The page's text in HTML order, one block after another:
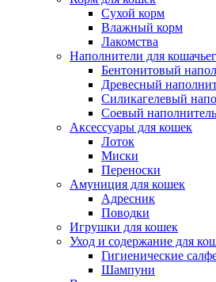
Сухой корм
Влажный корм
Лакомства
Наполнители для
Бентонитовый
Древесный
Силикагелевый
Соевый наполнитель
Аксессуары для кошек
Лоток
Миски
Переноски
Амуниция для кошек
Адресник
Поводки
Игрушки для кошек
Уход и содержание для
Гигиенические
Шампуни